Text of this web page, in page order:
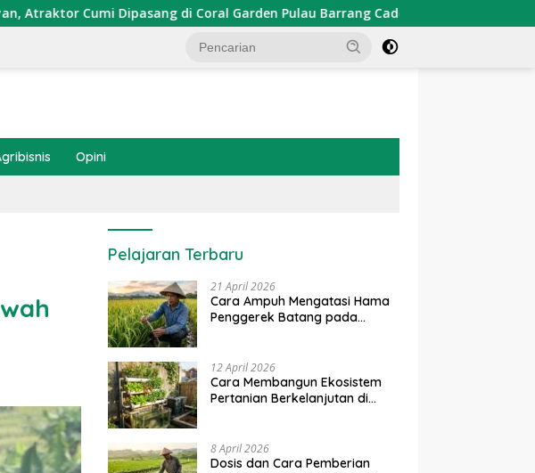
di Coral Garden Pulau Barrang Caddi PDKT Danau Tempe :
Opini
Pelajaran Terbaru
21 April 2026
Cara Ampuh Mengatasi Hama
Penggerek Batang pada
12 April 2026
Cara Membangun Ekosistem
Pertanian Berkelanjutan di
8 April 2026
Dosis dan Cara Pemberian